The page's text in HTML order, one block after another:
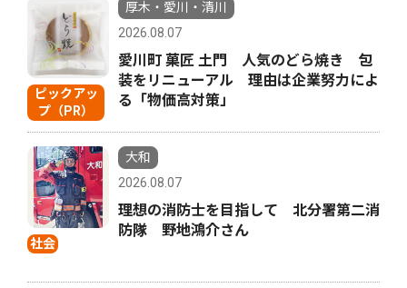
ピックアッ
プ（PR）
厚木・愛川・清川
2026.08.07
愛川町 菓匠 土門 人気のどら焼き 包
装をリニューアル 理由は企業努力によ
る「物価高対策」
社会
大和
2026.08.07
理想の消防士を目指して 北分署第二消
防隊 野地鴻介さん